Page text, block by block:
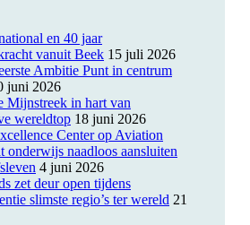
en 40 jaar
vanuit Beek 15 juli 2026
Ambitie Punt in centrum
juni 2026
Mijnstreek in hart van
wereldtop 18 juni 2026
Center op Aviation
onderwijs naadloos aansluiten
4 juni 2026
zet deur open tijdens
slimste regio’s ter wereld 21